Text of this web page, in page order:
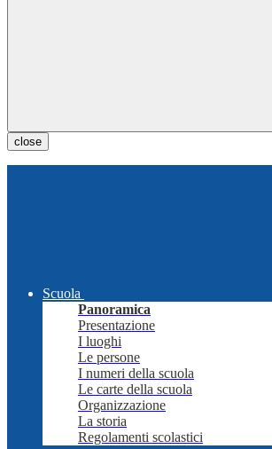
close
Scuola
Panoramica
Presentazione
I luoghi
Le persone
I numeri della scuola
Le carte della scuola
Organizzazione
La storia
Regolamenti scolastici